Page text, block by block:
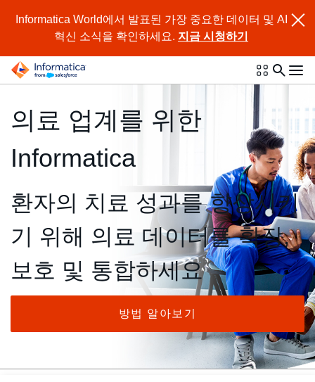
Informatica World에서 발표된 가장 중요한 데이터 및 AI
혁신 소식을 확인하세요. 지금 시청하기
의료 업계를 위한
Informatica
환자의 치료 성과를 향상시키
기 위해 의료 데이터를 확장,
보호 및 통합하세요
방법 알아보기